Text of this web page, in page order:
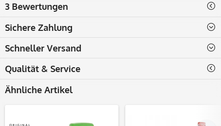
3 Bewertungen
Sichere Zahlung
Schneller Versand
Qualität & Service
Ähnliche Artikel